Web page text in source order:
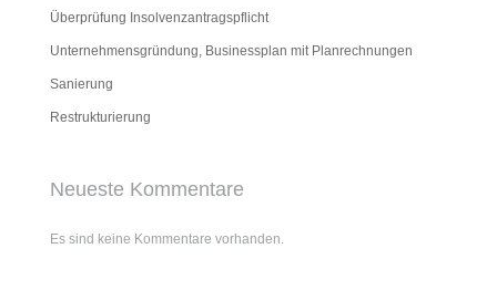
Überprüfung Insolvenzantragspflicht
Unternehmensgründung, Businessplan mit Planrechnungen
Sanierung
Restrukturierung
Neueste Kommentare
Es sind keine Kommentare vorhanden.